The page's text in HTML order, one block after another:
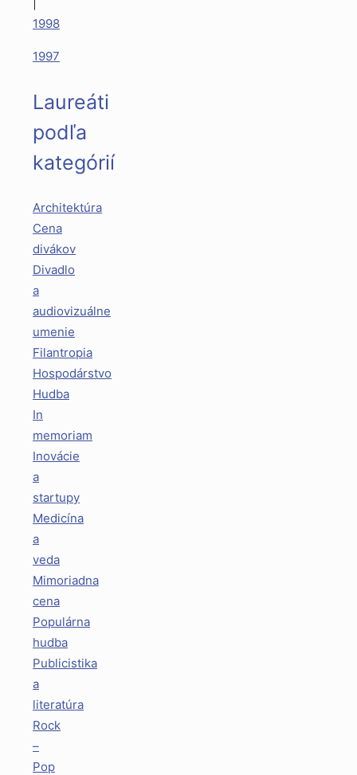
1998
1997
Laureáti
podľa
kategórií
Architektúra
Cena
divákov
Divadlo
a
audiovizuálne
umenie
Filantropia
Hospodárstvo
Hudba
In
memoriam
Inovácie
a
startupy
Medicína
a
veda
Mimoriadna
cena
Populárna
hudba
Publicistika
a
literatúra
Rock
–
Pop